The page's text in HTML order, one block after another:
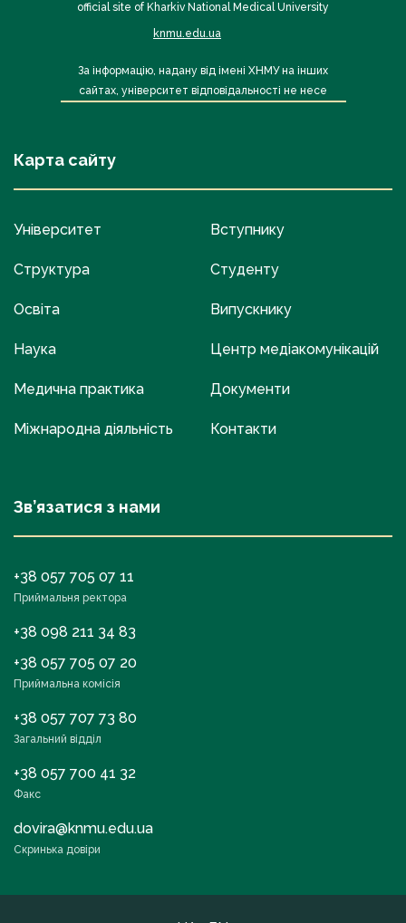
official site of Kharkiv National Medical University
knmu.edu.ua
За інформацію, надану від імені ХНМУ на інших
сайтах, університет відповідальності не несе
Карта сайту
Університет
Структура
Освіта
Наука
Медична практика
Міжнародна діяльність
Вступнику
Студенту
Випускнику
Центр медіакомунікацій
Документи
Контакти
Зв’язатися з нами
+38 057 705 07 11
Приймальня ректора
+38 098 211 34 83
+38 057 705 07 20
Приймальна комісія
+38 057 707 73 80
Загальний відділ
+38 057 700 41 32
Факс
dovira@knmu.edu.ua
Скринька довіри